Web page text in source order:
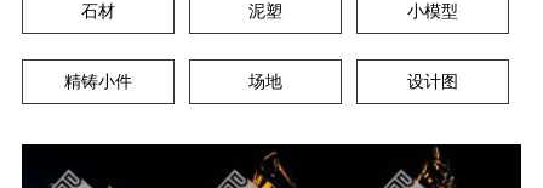
石材 泥塑 小模型
精铸小件 场地 设计图